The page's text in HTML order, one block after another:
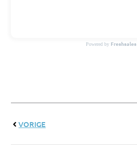
Powered by Freshsales
VORIGE